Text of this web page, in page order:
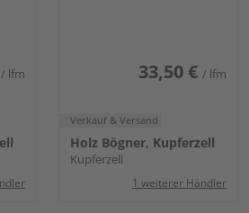
/ lfm 33,50 € / lfm
Verkauf & Versand
Holz Bögner, Kupferzell
Kupferzell
1 weiterer Händler